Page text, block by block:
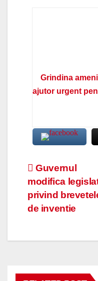
Grindina
ajutor urgent
Navigare
în
articole
Guvernul
modifica
privind
de inventie